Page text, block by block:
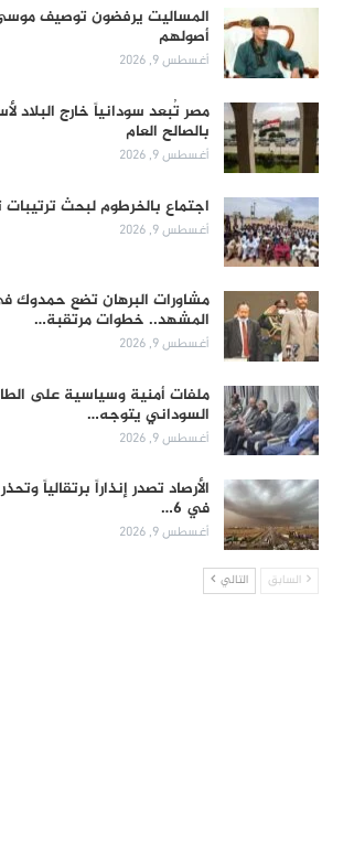
المساليت يرفضون توصيف
أصولهم
أغسطس 9, 2026
مصر تُبعد سودانياً خارج البلاد
بالصالح العام
أغسطس 9, 2026
اجتماع بالخرطوم لبحث ترتيبات
أغسطس 9, 2026
مشاورات البرهان تضع حمدوك
المشهد.. خطوات مرتقبة…
أغسطس 9, 2026
ملفات أمنية وسياسية على
السوداني يتوجه…
أغسطس 9, 2026
الأرصاد تصدر إنذاراً برتقالياً
في 6…
أغسطس 9, 2026
السابق التالي